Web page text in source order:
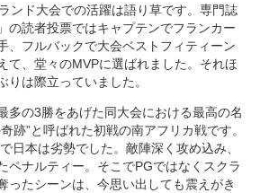
ンド大会での活躍は語り草です。専門誌
の読者投票ではキャプテンでフランカー
、フルバックで大会ベストフィティーン
て、堂々のMVPに選ばれました。それほ
りは際立っていました。
の3勝をあげた同大会における最高の名
跡”と呼ばれた初戦の南アフリカ戦です。
日本は劣勢でした。敵陣深く攻め込み、
ペナルティー。そこでPGではなくスクラ
ったシーンは、今思い出しても震えがき